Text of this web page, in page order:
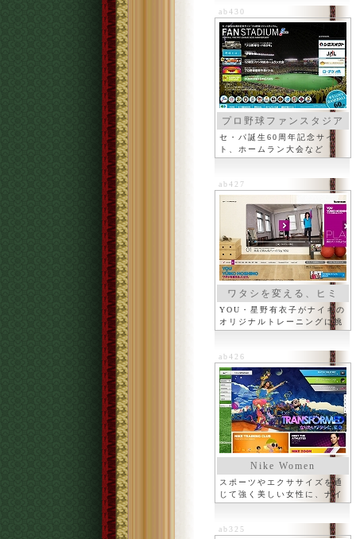
ab430
プロ野球ファンスタジア
ム
セ・パ誕生60周年記念サイ
ト、ホームラン大会など
ab427
ワタシを変える、ヒミ
ツ。
YOU・星野有衣子がナイキの
オリジナルトレーニングに挑
戦
ab426
Nike Women
スポーツやエクササイズを通
じて強く美しい女性に、ナイ
キ
ab325